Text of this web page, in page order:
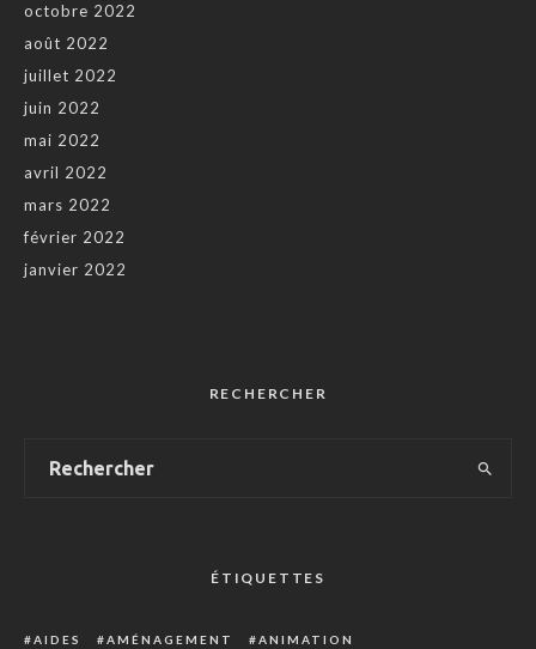
octobre 2022
août 2022
juillet 2022
juin 2022
mai 2022
avril 2022
mars 2022
février 2022
janvier 2022
RECHERCHER
ÉTIQUETTES
AIDES AMÉNAGEMENT
ANIMATION